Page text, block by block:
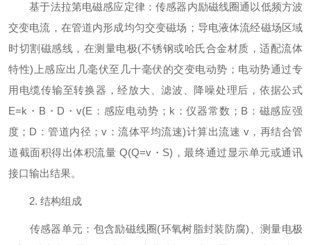
基于法拉第电磁感应定律：传感器内励磁线圈通以低频方波
交变电流，在管道内形成均匀交变磁场；导电液体流经磁场区域
时切割磁感线，在测量电极(不锈钢或哈氏合金材质，适配流体
特性)上感应出几毫伏至几十毫伏的交变电动势；电动势通过专
用电缆传输至转换器，经放大、滤波、降噪处理后，依据公式
E=k・B・D・v(E：感应电动势；k：仪器常数；B：磁感应强
度；D：管道内径；v：流体平均流速)计算出流速 v，再结合管
道截面积得出体积流量 Q(Q=v・S)，最终通过显示单元或通讯
接口输出结果。
2. 结构组成
传感器单元：包含励磁线圈(环氧树脂封装防腐)、测量电极